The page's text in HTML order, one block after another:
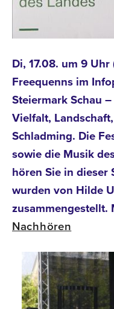
Di, 17.08. um 9
Freequenns im
Steiermark Schau
Vielfalt,
Schladming. Die
sowie die Musik
hören Sie in dieser
wurden von Hilde
zusammengestellt.
Nachhören